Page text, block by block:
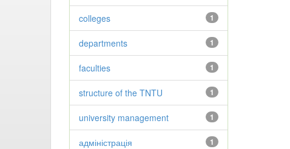
1
colleges
1
departments
1
faculties
1
structure of the TNTU
1
university management
1
адміністрація